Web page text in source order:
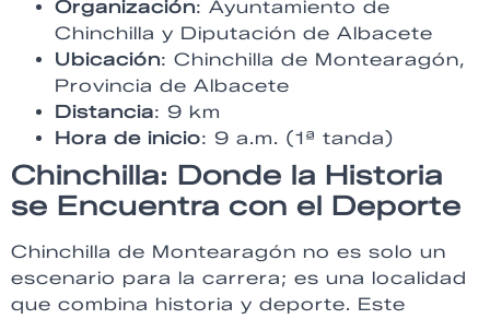
Organización: Ayuntamiento de
Chinchilla y Diputación de Albacete
Ubicación: Chinchilla de Montearagón,
Provincia de Albacete
Distancia: 9 km
Hora de inicio: 9 a.m. (1ª tanda)
Chinchilla: Donde la Historia
se Encuentra con el Deporte
Chinchilla de Montearagón no es solo un
escenario para la carrera; es una localidad
que combina historia y deporte. Este